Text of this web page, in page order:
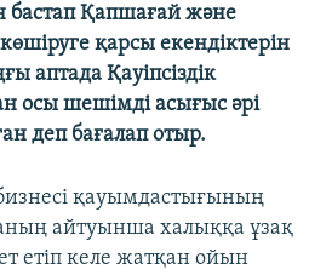
Қапшағай және
қарсы екендіктерін
аптада Қауіпсіздік
осы шешімді асығыс әрі
деп бағалап отыр.
қауымдастығының
айтуынша халыққа ұзақ
етіп келе жатқан ойын